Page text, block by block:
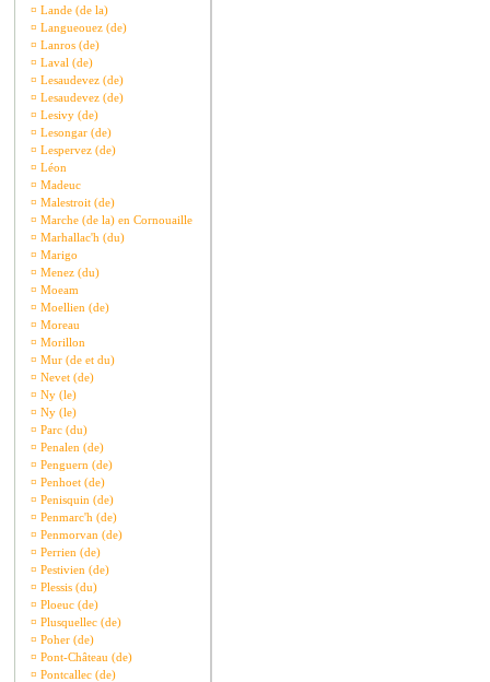
¤ Lande (de la)
¤ Langueouez (de)
¤ Lanros (de)
¤ Laval (de)
¤ Lesaudevez (de)
¤ Lesaudevez (de)
¤ Lesivy (de)
¤ Lesongar (de)
¤ Lespervez (de)
¤ Léon
¤ Madeuc
¤ Malestroit (de)
¤ Marche (de la) en Cornouaille
¤ Marhallac'h (du)
¤ Marigo
¤ Menez (du)
¤ Moeam
¤ Moellien (de)
¤ Moreau
¤ Morillon
¤ Mur (de et du)
¤ Nevet (de)
¤ Ny (le)
¤ Ny (le)
¤ Parc (du)
¤ Penalen (de)
¤ Penguern (de)
¤ Penhoet (de)
¤ Penisquin (de)
¤ Penmarc'h (de)
¤ Penmorvan (de)
¤ Perrien (de)
¤ Pestivien (de)
¤ Plessis (du)
¤ Ploeuc (de)
¤ Plusquellec (de)
¤ Poher (de)
¤ Pont-Château (de)
¤ Pontcallec (de)